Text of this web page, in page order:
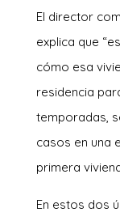
El director
explica que
cómo esa
residencia
temporadas,
casos en una
primera
En estos dos